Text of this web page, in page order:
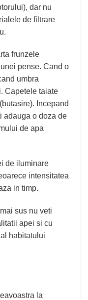
dar nu
de filtrare
frunzele
pense. Cand o
umbra
Capetele taiate
Incepand
adauga o doza de
de apa
de iluminare
intensitatea
in timp.
sus nu veti
apei si cu
habitatului
la